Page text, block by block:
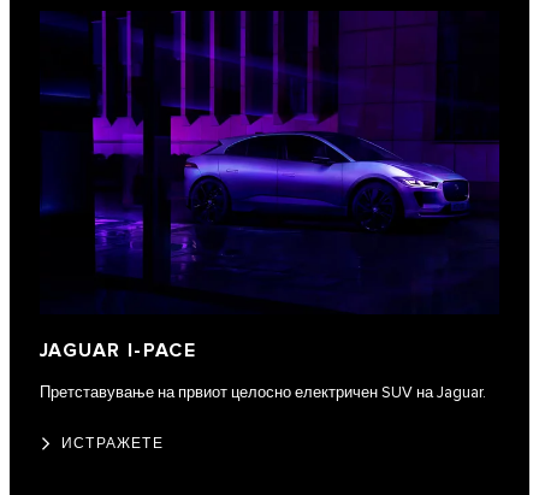
JAGUAR I-PACE
Претставување на првиот целосно електричен SUV на Jaguar.
ИСТРАЖЕТЕ